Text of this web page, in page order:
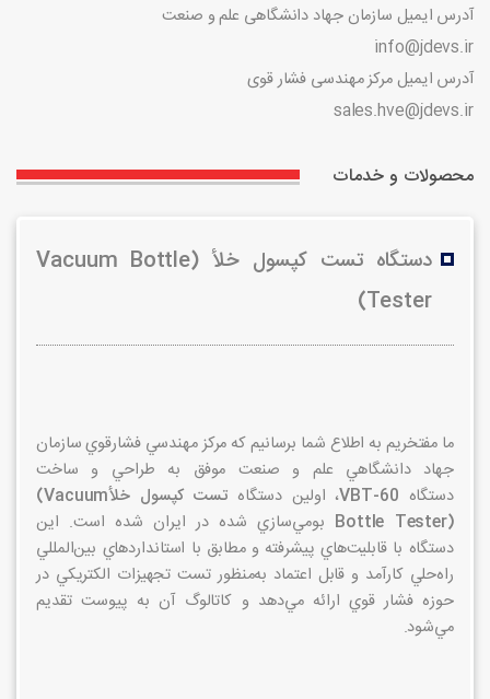
آدرس ایمیل سازمان جهاد دانشگاهی علم و صنعت
info@jdevs.ir
آدرس ایمیل مرکز مهندسی فشار قوی
sales.hve@jdevs.ir
محصولات و خدمات
دستگاه تست كپسول خلأ (Vacuum Bottle
Tester)
ما مفتخريم به اطلاع شما برسانيم كه مركز مهندسي فشارقوي سازمان
جهاد دانشگاهي علم و صنعت موفق به طراحي و ساخت
دستگاه VBT-60، اولين دستگاه تست كپسول خلأ(Vacuum
Bottle Tester) بومي‌سازي شده در ايران شده است. اين
دستگاه با قابليت‌هاي پيشرفته و مطابق با استانداردهاي بين‌المللي
راه‌حلي كارآمد و قابل اعتماد به‌منظور تست تجهيزات الكتريكي در
حوزه فشار قوي ارائه مي‌دهد و كاتالوگ آن به پيوست تقديم
مي‌شود.